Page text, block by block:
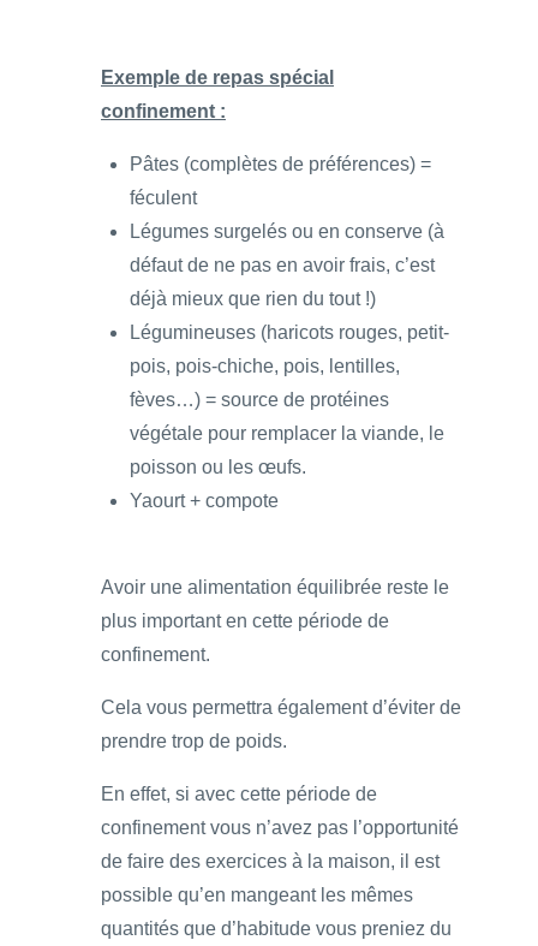
Exemple de repas spécial
confinement :
Pâtes (complètes de préférences) =
féculent
Légumes surgelés ou en conserve (à
défaut de ne pas en avoir frais, c’est
déjà mieux que rien du tout !)
Légumineuses (haricots rouges, petit-
pois, pois-chiche, pois, lentilles,
fèves…) = source de protéines
végétale pour remplacer la viande, le
poisson ou les œufs.
Yaourt + compote
Avoir une alimentation équilibrée reste le
plus important en cette période de
confinement.
Cela vous permettra également d’éviter de
prendre trop de poids.
En effet, si avec cette période de
confinement vous n’avez pas l’opportunité
de faire des exercices à la maison, il est
possible qu’en mangeant les mêmes
quantités que d’habitude vous preniez du